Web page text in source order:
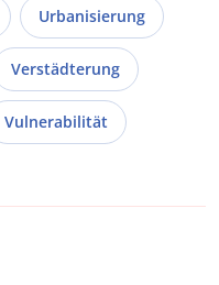
Urbanisierung
Verstädterung
Vulnerabilität